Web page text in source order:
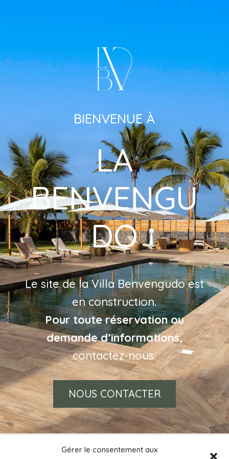
Gérer le consentement aux
BIENVENUE À
LA
BENVENGU
DO
Le site de la Villa Benvengudo est
en construction.
Pour toute réservation ou
demande d’informations,
contactez-nous.
NOUS CONTACTER